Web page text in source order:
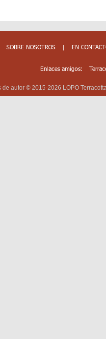
SOBRE NOSOTROS | EN
Enlaces amigos:
de autor © 2015-2026 LOPO